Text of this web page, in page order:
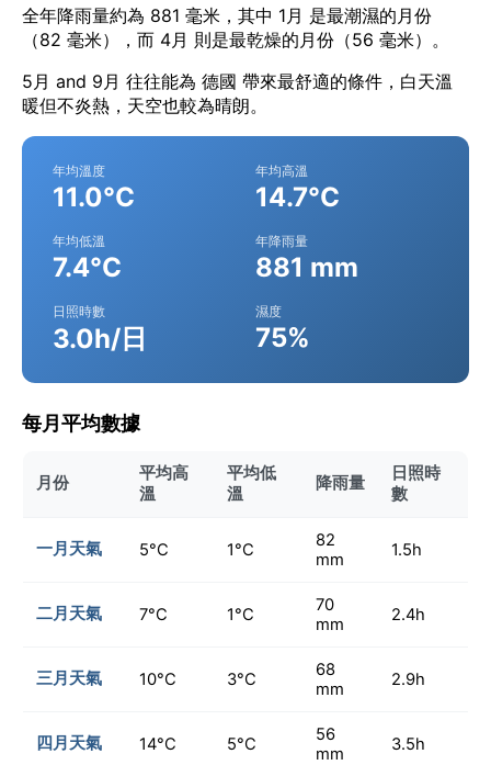
全年降雨量約為 881 毫米，其中 1月 是最潮濕的月份
（82 毫米），而 4月 則是最乾燥的月份（56 毫米）。
5月 and 9月 往往能為 德國 帶來最舒適的條件，白天溫
暖但不炎熱，天空也較為晴朗。
年均溫度
11.0°C
年均高溫
14.7°C
年均低溫
7.4°C
年降雨量
881 mm
日照時數
3.0h/日
濕度
75%
每月平均數據
月份
平均高
溫
平均低
溫
降雨量
日照時
數
一月天氣 5°C 1°C
82
mm
1.5h
二月天氣 7°C 1°C
70
mm
2.4h
三月天氣 10°C 3°C
68
mm
2.9h
四月天氣 14°C 5°C
56
mm
3.5h